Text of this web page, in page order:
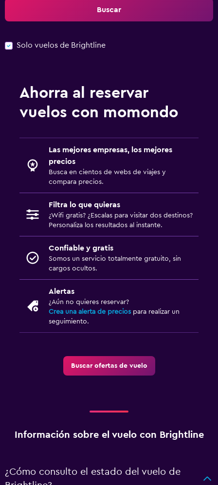
Buscar
Solo vuelos de Brightline
Ahorra al reservar
vuelos con momondo
Las mejores empresas, los mejores
precios
Busca en cientos de webs de viajes y
compara precios.
Filtra lo que quieras
¿Wifi gratis? ¿Escalas para visitar dos destinos?
Personaliza los resultados al instante.
Confiable y gratis
Somos un servicio totalmente gratuito, sin
cargos ocultos.
Alertas
¿Aún no quieres reservar?
Crea una alerta de precios para realizar un
seguimiento.
Buscar ofertas de vuelo
Información sobre el vuelo con Brightline
¿Cómo consulto el estado del vuelo de